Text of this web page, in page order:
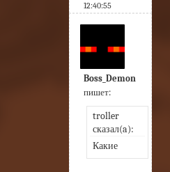
12:40:55
Boss_Demon
пишет:
troller
сказал(a):
Какие